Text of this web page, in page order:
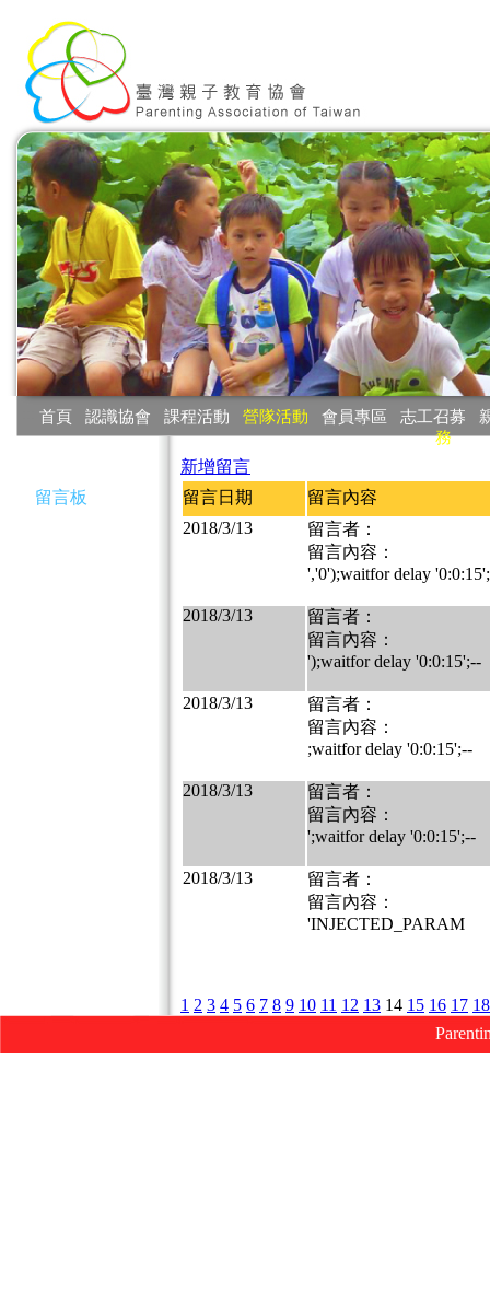
首頁 認識協會 課程活動 營隊活動 會員專區 志工召募
務
留言板
新增留言
留言日期
留言內容
2018/3/13
留言者：
留言內容：
','0');waitfor delay
2018/3/13
留言者：
留言內容：
');waitfor delay '0:0:15';--
2018/3/13
留言者：
留言內容：
;waitfor delay '0:0:15';--
2018/3/13
留言者：
留言內容：
';waitfor delay '0:0:15';--
2018/3/13
留言者：
留言內容：
'INJECTED_PARAM
1 2 3 4 5 6 7 8 9 10 11 12 13 14 15 16 17 18